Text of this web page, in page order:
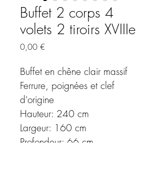
Buffet 2 corps 4
volets 2 tiroirs XVIIIe
0,00 €
Buffet en chêne clair massif
Ferrure, poignées et clef
d'origine
Hauteur: 240 cm
Largeur: 160 cm
Profondeur: 66 cm